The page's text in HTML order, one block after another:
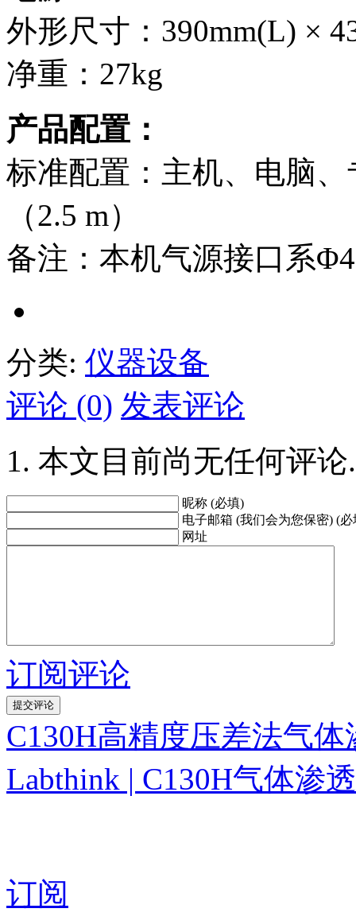
外形尺寸：390mm(L) ×
净重：27kg
产品配置：
标准配置：主机、电脑
（2.5 m）
备注：本机气源接口系
分类: 仪器设备
评论 (0) 发表评论
本文目前尚无任何评论.
昵称 (必填)
电子邮箱 (我们会为您保密) (必
网址
订阅评论
C130H高精度压差法气
Labthink | C130H气体渗
订阅